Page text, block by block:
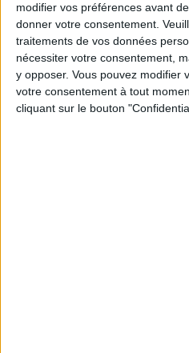
modifier vos préférences avant
donner votre consentement.
traitements de vos données
nécessiter votre consentement,
y opposer. Vous pouvez modifier
votre consentement à tout
cliquant sur le bouton
TOUT CE QUE VOUS